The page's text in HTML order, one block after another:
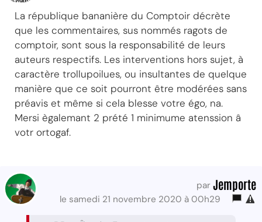
La république bananière du Comptoir décrète
que les commentaires, sus nommés ragots de
comptoir, sont sous la responsabilité de leurs
auteurs respectifs. Les interventions hors sujet, à
caractère trollupoilues, ou insultantes de quelque
manière que ce soit pourront être modérées sans
préavis et même si cela blesse votre égo, na.
Mersi ègalemant 2 prété 1 minimume atenssion â
votr ortogaf.
par Jemporte
le samedi 21 novembre 2020 à 00h29